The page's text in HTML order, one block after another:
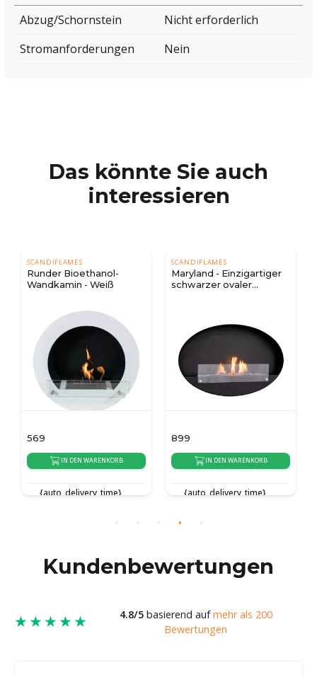
Abzug/Schornstein
Nicht erforderlich
Stromanforderungen
Nein
Das könnte Sie auch
interessieren
SCANDIFLAMES
Runder Bioethanol-
Wandkamin - Weiß
569
IN DEN WARENKORB
{auto_delivery_time}
SCANDIFLAMES
Maryland - Einzigartiger
schwarzer ovaler
899
IN DEN WARENKORB
{auto_delivery_time}
Kundenbewertungen
★★★★★ 4.8/5basierend aufmehr als 200
Bewertungen